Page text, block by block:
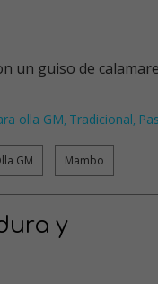
un guiso de
olla GM, Tradicional,
GM Mambo
y